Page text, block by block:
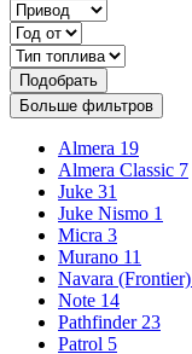
Подобрать
Больше фильтров
Almera 19
Almera Classic 7
Juke 31
Juke Nismo 1
Micra 3
Murano 11
Navara (Frontier)
Note 14
Pathfinder 23
Patrol 5